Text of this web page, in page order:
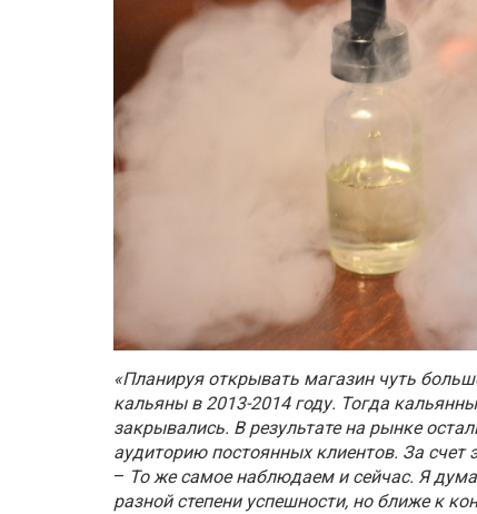
«Планируя открывать магазин чуть
кальяныв 2013-2014 году. Тогда
закрывались. В результате на рынке
аудиторию постоянных клиентов. За счет
– То же самое наблюдаем и сейчас. Я
разной степени успешности, но ближе к